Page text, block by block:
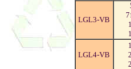
LGL3-VB
7
LGL4-VB